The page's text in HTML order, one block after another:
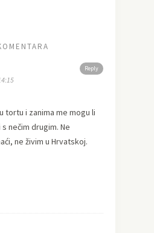
Reply
tortu i zanima me mogu li
nečim drugim. Ne
ne živim u Hrvatskoj.